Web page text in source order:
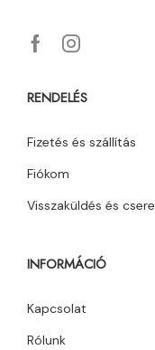
RENDELÉS
Fizetés és szállítás
Fiókom
Visszaküldés és csere
INFORMÁCIÓ
Kapcsolat
Rólunk